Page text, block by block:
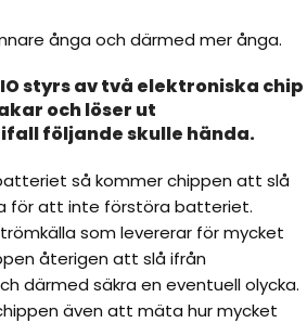
ånga och därmed mer ånga.
styrs av två elektroniska chip
och löser ut
följande skulle hända.
så kommer chippen att slå
för att inte förstöra batteriet.
som levererar för mycket
återigen att slå ifrån
därmed säkra en eventuell olycka.
även att mäta hur mycket